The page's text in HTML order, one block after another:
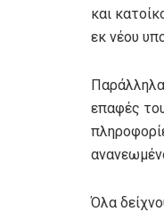
και
εκ νέου
επαφές
Όλα